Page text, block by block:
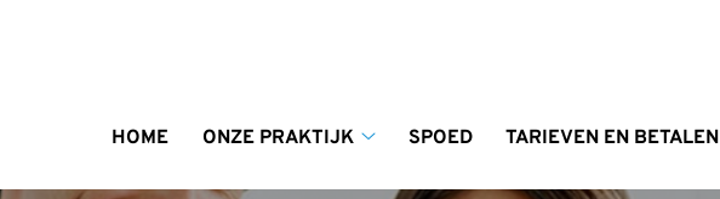
HOME
ONZE PRAKTIJK
praktijk
SPOED
TARIEVEN EN BETALEN